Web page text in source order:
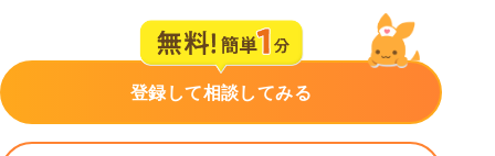
登録して相談してみる